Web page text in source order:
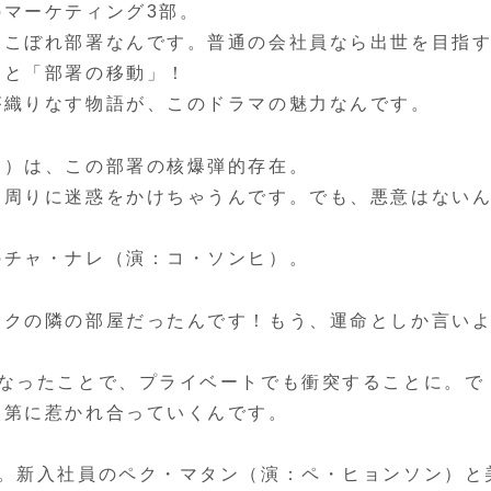
ーケティング3部。
ぼれ部署なんです。普通の会社員なら出世を目指す
「部署の移動」！
りなす物語が、このドラマの魅力なんです。
は、この部署の核爆弾的存在。
りに迷惑をかけちゃうんです。でも、悪意はない
ャ・ナレ（演：コ・ソンヒ）。
の隣の部屋だったんです！もう、運命としか言いよ
ったことで、プライベートでも衝突することに。で
に惹かれ合っていくんです。
新入社員のペク・マタン（演：ペ・ヒョンソン）と